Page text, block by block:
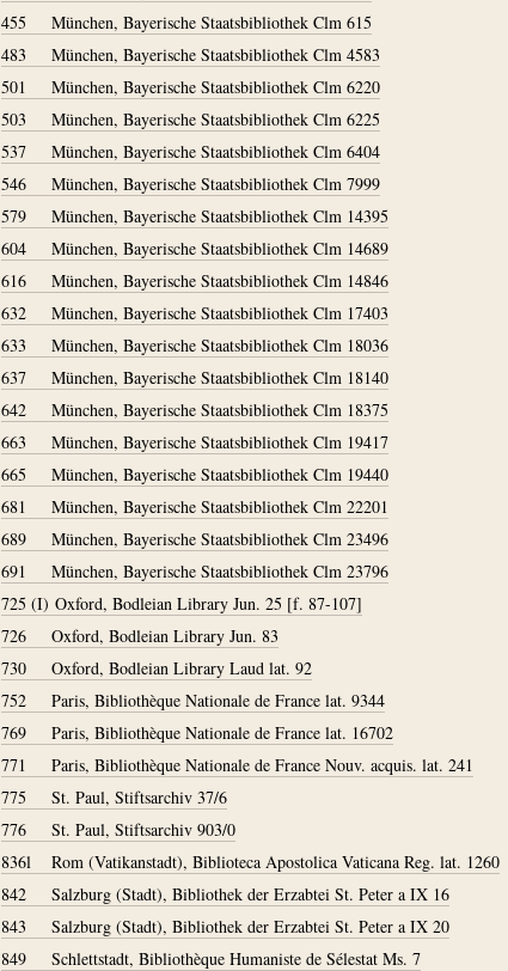
455
München, Bayerische Staatsbibliothek Clm 615
483
München, Bayerische Staatsbibliothek Clm 4583
501
München, Bayerische Staatsbibliothek Clm 6220
503
München, Bayerische Staatsbibliothek Clm 6225
537
München, Bayerische Staatsbibliothek Clm 6404
546
München, Bayerische Staatsbibliothek Clm 7999
579
München, Bayerische Staatsbibliothek Clm 14395
604
München, Bayerische Staatsbibliothek Clm 14689
616
München, Bayerische Staatsbibliothek Clm 14846
632
München, Bayerische Staatsbibliothek Clm 17403
633
München, Bayerische Staatsbibliothek Clm 18036
637
München, Bayerische Staatsbibliothek Clm 18140
642
München, Bayerische Staatsbibliothek Clm 18375
663
München, Bayerische Staatsbibliothek Clm 19417
665
München, Bayerische Staatsbibliothek Clm 19440
681
München, Bayerische Staatsbibliothek Clm 22201
689
München, Bayerische Staatsbibliothek Clm 23496
691
München, Bayerische Staatsbibliothek Clm 23796
725 (I) Oxford, Bodleian Library Jun. 25 [f. 87-107]
726
Oxford, Bodleian Library Jun. 83
730
Oxford, Bodleian Library Laud lat. 92
752
Paris, Bibliothèque Nationale de France lat. 9344
769
Paris, Bibliothèque Nationale de France lat. 16702
771
Paris, Bibliothèque Nationale de France Nouv. acquis. lat. 241
775
St. Paul, Stiftsarchiv 37/6
776
St. Paul, Stiftsarchiv 903/0
836l
Rom (Vatikanstadt), Biblioteca Apostolica Vaticana Reg. lat. 1260
842
Salzburg (Stadt), Bibliothek der Erzabtei St. Peter a IX 16
843
Salzburg (Stadt), Bibliothek der Erzabtei St. Peter a IX 20
849
Schlettstadt, Bibliothèque Humaniste de Sélestat Ms. 7